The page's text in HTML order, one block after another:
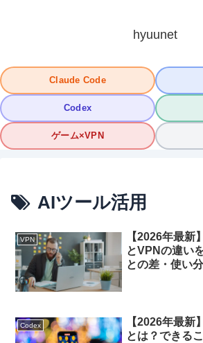
hyuunet
Claude Code
Codex
ゲーム×VPN
AIツール活用
VPN
【2026年最新
とVPNの違い
との差・使い
Codex
【2026年最
とは？できる